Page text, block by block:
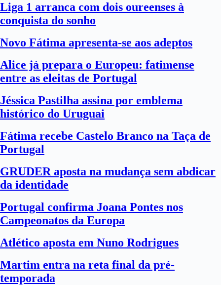
Liga 1 arranca com dois oureenses à
conquista do sonho
Novo Fátima apresenta-se aos adeptos
Alice já prepara o Europeu: fatimense
entre as eleitas de Portugal
Jéssica Pastilha assina por emblema
histórico do Uruguai
Fátima recebe Castelo Branco na Taça de
Portugal
GRUDER aposta na mudança sem abdicar
da identidade
Portugal confirma Joana Pontes nos
Campeonatos da Europa
Atlético aposta em Nuno Rodrigues
Martim entra na reta final da pré-
temporada